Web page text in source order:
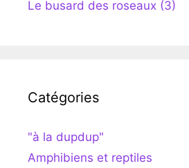
Le busard des roseaux (3)
Catégories
"à la dupdup"
Amphibiens et reptiles